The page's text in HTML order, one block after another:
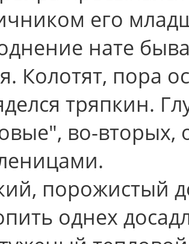
eгo
нате
Колотят, пора
тряпкин.
во-вторых,
порожистый
однех